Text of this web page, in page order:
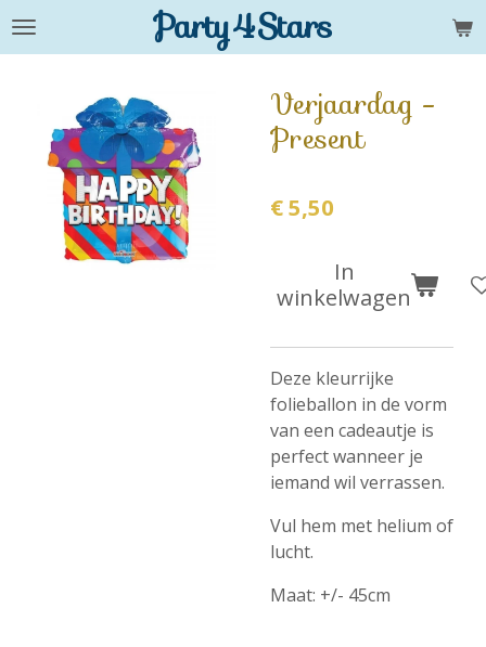
Ga
hoofdinhoud
Party4Stars
Verjaardag -
Present
€ 5,50
In
winkelwagen
Deze kleurrijke
folieballon in de vorm
van een cadeautje is
perfect wanneer je
iemand wil verrassen.
Vul hem met helium of
lucht.
Maat: +/- 45cm